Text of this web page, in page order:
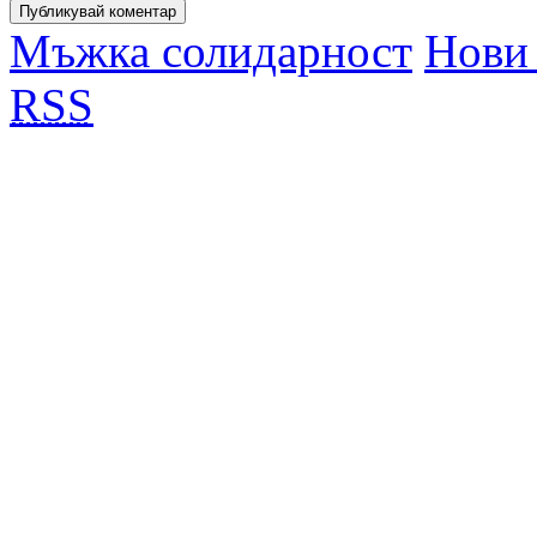
Мъжка солидарност Нови
RSS